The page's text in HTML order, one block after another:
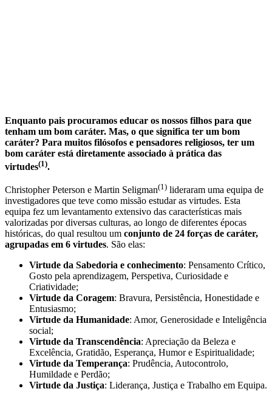
Enquanto pais procuramos educar os nossos filhos para que
tenham um bom caráter. Mas, o que significa ter um bom
caráter? Para muitos filósofos e pensadores religiosos, ter um
bom caráter está diretamente associado à prática das
virtudes(1).
Christopher Peterson e Martin Seligman(1) lideraram uma equipa de
investigadores que teve como missão estudar as virtudes. Esta
equipa fez um levantamento extensivo das características mais
valorizadas por diversas culturas, ao longo de diferentes épocas
históricas, do qual resultou um conjunto de 24 forças de caráter,
agrupadas em 6 virtudes. São elas:
Virtude da Sabedoria e conhecimento: Pensamento Crítico,
Gosto pela aprendizagem, Perspetiva, Curiosidade e
Criatividade;
Virtude da Coragem: Bravura, Persistência, Honestidade e
Entusiasmo;
Virtude da Humanidade: Amor, Generosidade e Inteligência
social;
Virtude da Transcendência: Apreciação da Beleza e
Excelência, Gratidão, Esperança, Humor e Espiritualidade;
Virtude da Temperança: Prudência, Autocontrolo,
Humildade e Perdão;
Virtude da Justiça: Liderança, Justiça e Trabalho em Equipa.